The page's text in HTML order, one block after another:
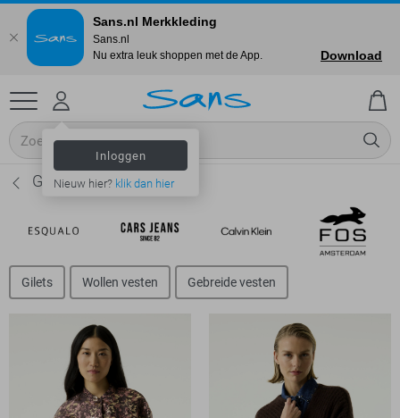
Inloggen
Nieuw hier? klik dan hier
Garcia Vesten - Dames
Gilets Wollen vesten Gebreide vesten
Sans.nl Merkkleding
Sans.nl
Nu extra leuk shoppen met de App.
Download